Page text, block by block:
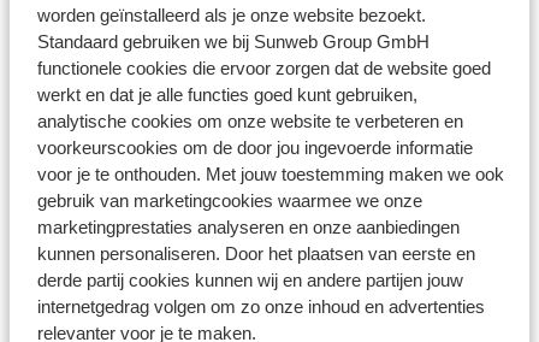
worden geïnstalleerd als je onze website bezoekt.
Standaard gebruiken we bij Sunweb Group GmbH
functionele cookies die ervoor zorgen dat de website goed
werkt en dat je alle functies goed kunt gebruiken,
analytische cookies om onze website te verbeteren en
voorkeurscookies om de door jou ingevoerde informatie
voor je te onthouden. Met jouw toestemming maken we ook
gebruik van marketingcookies waarmee we onze
marketingprestaties analyseren en onze aanbiedingen
kunnen personaliseren. Door het plaatsen van eerste en
derde partij cookies kunnen wij en andere partijen jouw
internetgedrag volgen om zo onze inhoud en advertenties
relevanter voor je te maken.